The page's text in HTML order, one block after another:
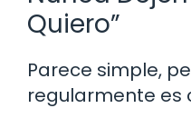
Quiero”
Parece simple,
regularmente es